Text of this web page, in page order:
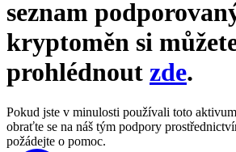
seznam
kryptoměn si
prohlédnout zde.
Pokud jste v minulosti používali toto aktivum
obraťte se na náš tým podpory
požádejte o pomoc.